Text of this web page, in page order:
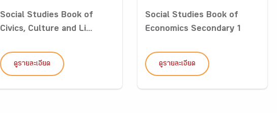
Social Studies Book of
Civics, Culture and Li...
ดูรายละเอียด
Social Studies Book of
Economics Secondary 1
ดูรายละเอียด